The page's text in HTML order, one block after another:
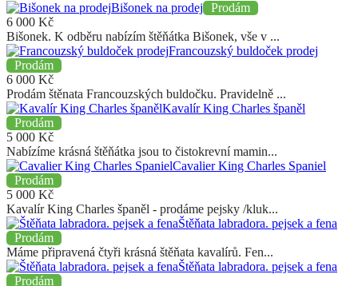
Bišonek na prodej
Prodám
6 000 Kč
Bišonek. K odběru nabízím štěňátka Bišonek, vše v ...
Francouzský buldoček prodej
Prodám
6 000 Kč
Prodám štěnata Francouzských buldočku. Pravidelně ...
Kavalír King Charles španěl
Prodám
5 000 Kč
Nabízíme krásná štěňátka jsou to čistokrevní mamin...
Cavalier King Charles Spaniel
Prodám
5 000 Kč
Kavalír King Charles španěl - prodáme pejsky /kluk...
Štěňata labradora. pejsek a fena
Prodám
Máme připravená čtyři krásná štěňata kavalírů. Fen...
Štěňata labradora. pejsek a fena
Prodám